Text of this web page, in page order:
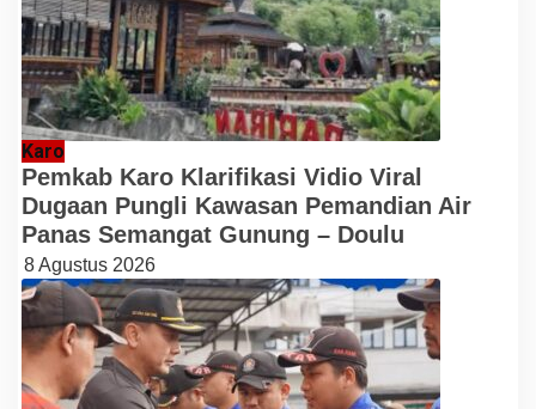
Karo
Pemkab Karo Klarifikasi Vidio Viral
Dugaan Pungli Kawasan Pemandian Air
Panas Semangat Gunung – Doulu
8 Agustus 2026